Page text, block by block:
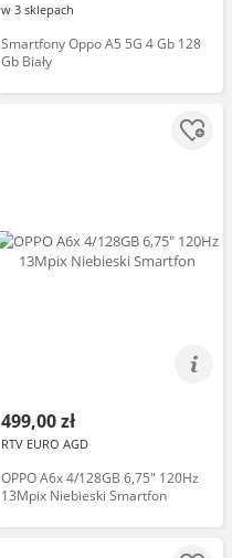
w 3 sklepach
Smartfony Oppo A5 5G 4 Gb 128
Gb Biały
499,00 zł
RTV EURO AGD
OPPO A6x 4/128GB 6,75" 120Hz
13Mpix Niebieski Smartfon